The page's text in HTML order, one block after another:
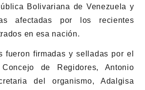
Bolivariana de Venezuela y
afectadas por los recientes
en esa nación.
fueron firmadas y selladas por el
de Regidores, Antonio
del organismo, Adalgisa